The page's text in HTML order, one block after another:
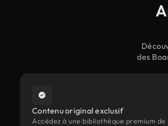
des
Contenu original exclusif
Accédez à une bibliothèque premium